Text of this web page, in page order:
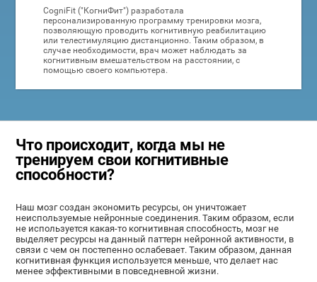
CogniFit ("КогниФит") разработала
персонализированную программу тренировки мозга,
позволяющую проводить когнитивную реабилитацию
или телестимуляцию дистанционно. Таким образом, в
случае необходимости, врач может наблюдать за
когнитивным вмешательством на расстоянии, с
помощью своего компьютера.
Что происходит, когда мы не
тренируем свои когнитивные
способности?
Наш мозг создан экономить ресурсы, он уничтожает
неиспользуемые нейронные соединения. Таким образом, если
не используется какая-то когнитивная способность, мозг не
выделяет ресурсы на данный паттерн нейронной активности, в
связи с чем он постепенно ослабевает. Таким образом, данная
когнитивная функция используется меньше, что делает нас
менее эффективными в повседневной жизни.